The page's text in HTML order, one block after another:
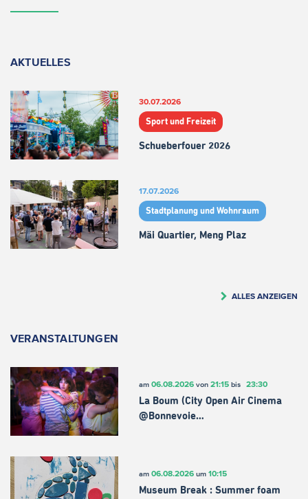
AKTUELLES
30.07.2026
Sport und Freizeit
Schueberfouer 2026
17.07.2026
Stadtplanung und Wohnraum
Mäi Quartier, Meng Plaz
ALLES ANZEIGEN
VERANSTALTUNGEN
am 06.08.2026von 21:15bis 23:30
La Boum (City Open Air Cinema
@Bonnevoie…
am 06.08.2026um 10:15
Museum Break : Summer foam